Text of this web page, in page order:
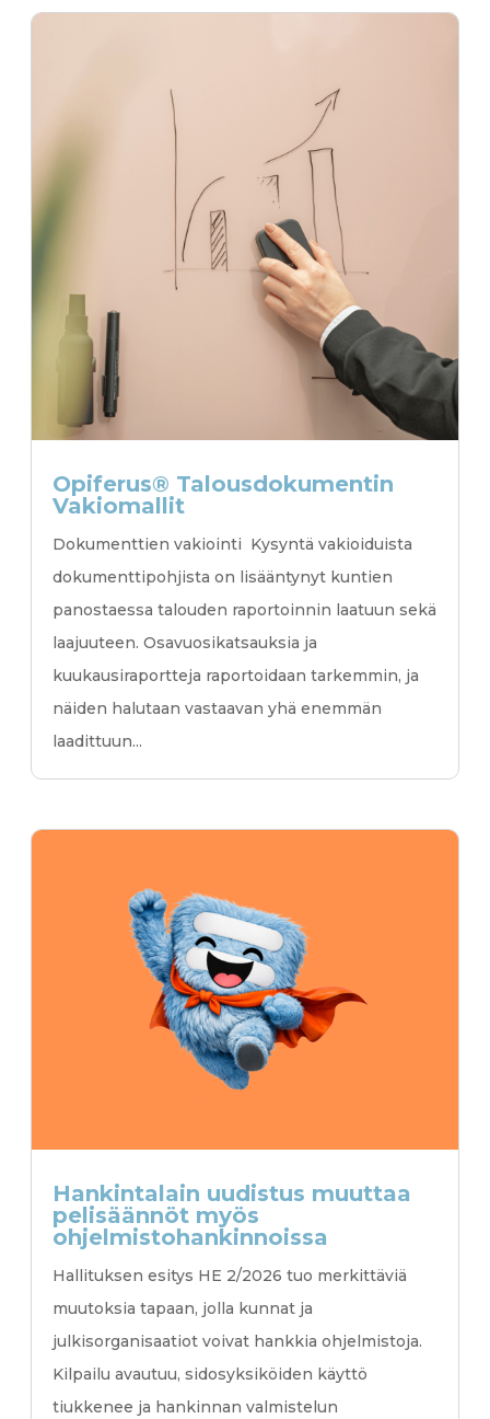
Opiferus® Talousdokumentin
Vakiomallit
Dokumenttien vakiointi Kysyntä vakioiduista
dokumenttipohjista on lisääntynyt kuntien
panostaessa talouden raportoinnin laatuun sekä
laajuuteen. Osavuosikatsauksia ja
kuukausiraportteja raportoidaan tarkemmin, ja
näiden halutaan vastaavan yhä enemmän
laadittuun...
Hankintalain uudistus muuttaa
pelisäännöt myös
ohjelmistohankinnoissa
Hallituksen esitys HE 2/2026 tuo merkittäviä
muutoksia tapaan, jolla kunnat ja
julkisorganisaatiot voivat hankkia ohjelmistoja.
Kilpailu avautuu, sidosyksiköiden käyttö
tiukkenee ja hankinnan valmistelun